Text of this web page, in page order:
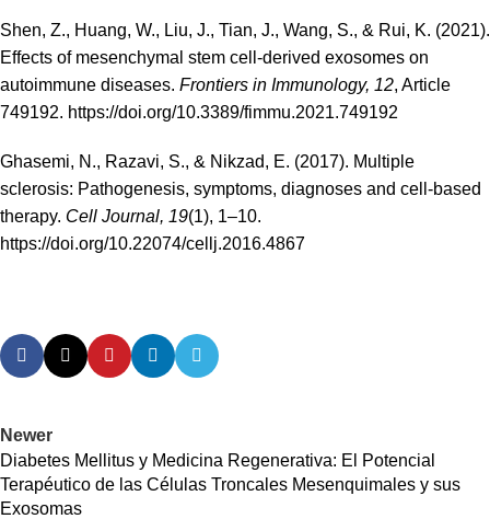
Shen, Z., Huang, W., Liu, J., Tian, J., Wang, S., & Rui, K. (2021).
Effects of mesenchymal stem cell-derived exosomes on
autoimmune diseases. Frontiers in Immunology, 12, Article
749192. https://doi.org/10.3389/fimmu.2021.749192
Ghasemi, N., Razavi, S., & Nikzad, E. (2017). Multiple
sclerosis: Pathogenesis, symptoms, diagnoses and cell-based
therapy. Cell Journal, 19(1), 1–10.
https://doi.org/10.22074/cellj.2016.4867
Newer
Diabetes Mellitus y Medicina Regenerativa: El Potencial
Terapéutico de las Células Troncales Mesenquimales y sus
Exosomas